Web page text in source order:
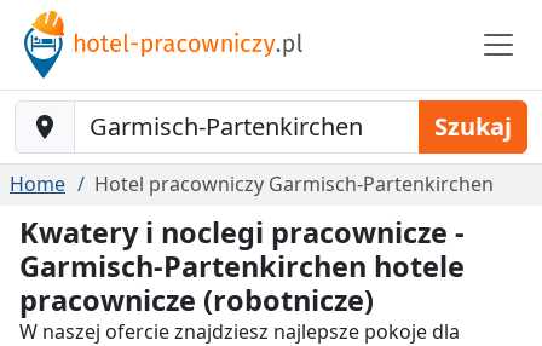
Baustelle-Location Szukaj
Home Hotel pracowniczy Garmisch-Partenkirchen
Kwatery i noclegi pracownicze -
Garmisch-Partenkirchen hotele
pracownicze (robotnicze)
W naszej ofercie znajdziesz najlepsze pokoje dla